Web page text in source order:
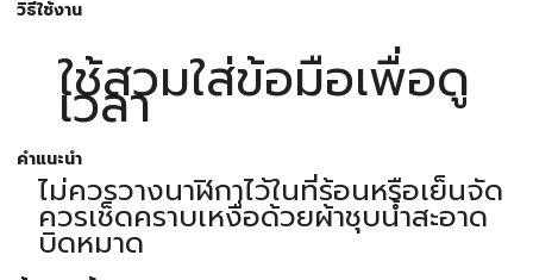
วิธีใช้งาน
ใช้สวมใส่ข้อมือเพื่อดู
เวลา
คำแนะนำ
ไม่ควรวางนาฬิกาไว้ในที่ร้อนหรือเย็นจัด
ควรเช็ดคราบเหงื่อด้วยผ้าชุบน้ำสะอาด
บิดหมาด